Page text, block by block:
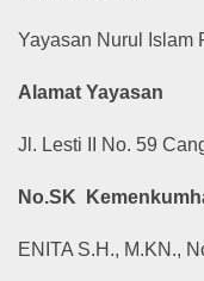
Yayasan Nurul Islam
Alamat Yayasan
Jl. Lesti II No. 59
No.SK
ENITA S.H., M.KN.,